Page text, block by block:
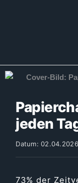
jeden
Datum:
73% der